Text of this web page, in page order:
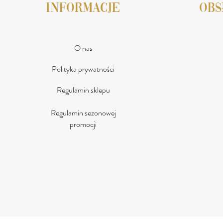
INFORMACJE
O nas
Polityka prywatności
Regulamin sklepu
Regulamin sezonowej
promocji